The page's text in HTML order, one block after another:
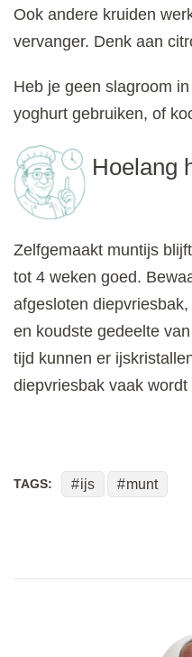
Ook andere kruiden
vervanger. Denk aan
Heb je geen slagroom
yoghurt gebruiken, of
Hoelang
Zelfgemaakt muntijs
tot 4 weken goed.
afgesloten
en koudste gedeelte
tijd kunnen er
diepvriesbak vaak wordt
TAGS: ijs munt